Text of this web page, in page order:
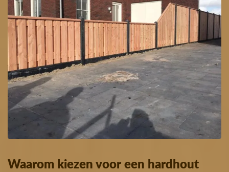
Waarom kiezen voor een hardhout